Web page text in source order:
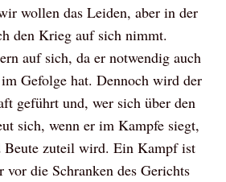
wollen das Leiden, aber in der
den Krieg auf sich nimmt.
auf sich, da er notwendig auch
Gefolge hat. Dennoch wird der
geführt und, wer sich über den
sich, wenn er im Kampfe siegt,
zuteil wird. Ein Kampf ist
die Schranken des Gerichts